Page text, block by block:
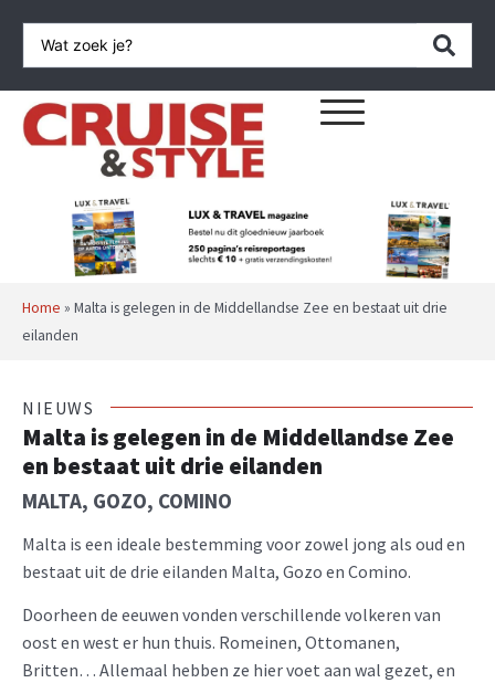
Home » Malta is gelegen in de Middellandse Zee en bestaat uit drie
eilanden
NIEUWS
Malta is gelegen in de Middellandse Zee
en bestaat uit drie eilanden
MALTA, GOZO, COMINO
Malta is een ideale bestemming voor zowel jong als oud en
bestaat uit de drie eilanden Malta, Gozo en Comino.
Doorheen de eeuwen vonden verschillende volkeren van
oost en west er hun thuis. Romeinen, Ottomanen,
Britten… Allemaal hebben ze hier voet aan wal gezet, en